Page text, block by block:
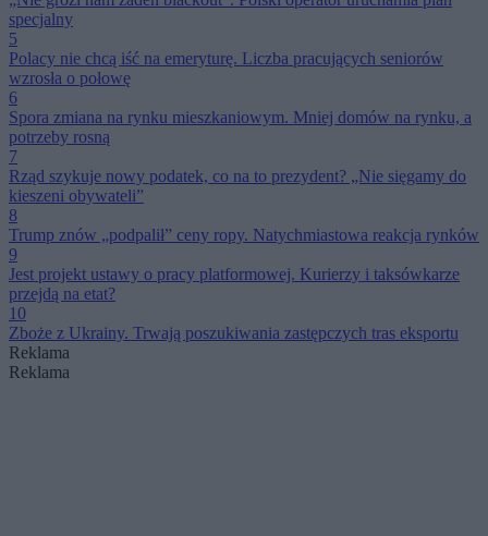
specjalny
5
Polacy nie chcą iść na emeryturę. Liczba pracujących seniorów
wzrosła o połowę
6
Spora zmiana na rynku mieszkaniowym. Mniej domów na rynku, a
potrzeby rosną
7
Rząd szykuje nowy podatek, co na to prezydent? „Nie sięgamy do
kieszeni obywateli”
8
Trump znów „podpalił” ceny ropy. Natychmiastowa reakcja rynków
9
Jest projekt ustawy o pracy platformowej. Kurierzy i taksówkarze
przejdą na etat?
10
Zboże z Ukrainy. Trwają poszukiwania zastępczych tras eksportu
Reklama
Reklama